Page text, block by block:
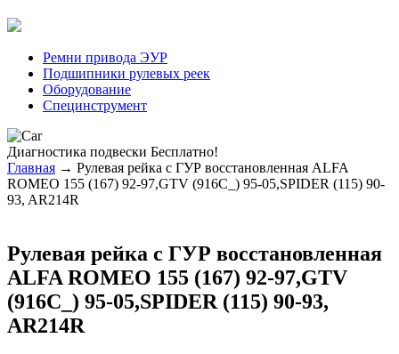
Ремни привода ЭУР
Подшипники рулевых реек
Оборудование
Специнструмент
Диагностика подвески Бесплатно!
Главная → Рулевая рейка с ГУР восстановленная ALFA
ROMEO 155 (167) 92-97,GTV (916C_) 95-05,SPIDER (115) 90-
93, AR214R
Рулевая рейка с ГУР восстановленная
ALFA ROMEO 155 (167) 92-97,GTV
(916C_) 95-05,SPIDER (115) 90-93,
AR214R